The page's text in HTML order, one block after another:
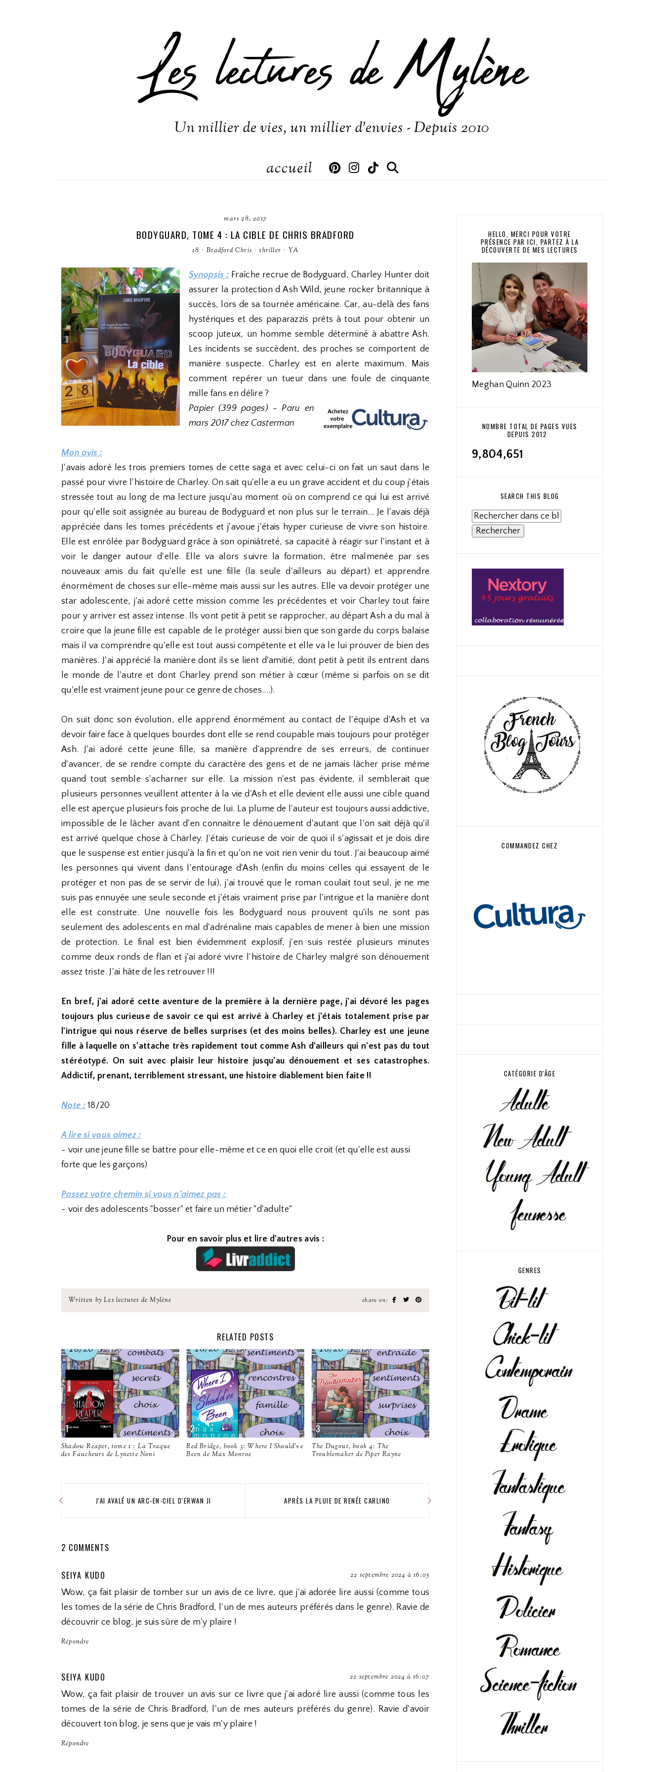
Les lectures de Mylène
Un millier de vies, un millier d'envies - Depuis 2010
accueil
mars 28, 2017
BODYGUARD, TOME 4 : LA CIBLE DE CHRIS BRADFORD
18 · Bradford Chris · thriller · YA
Synopsis : Fraîche recrue de Bodyguard, Charley Hunter doit
assurer la protection d Ash Wild, jeune rocker britannique à
succès, lors de sa tournée américaine. Car, au-delà des fans
hystériques et des paparazzis prêts à tout pour obtenir un
scoop juteux, un homme semble déterminé à abattre Ash.
Les incidents se succèdent, des proches se comportent de
manière suspecte. Charley est en alerte maximum. Mais
comment repérer un tueur dans une foule de cinquante
mille fans en délire ?
Papier (399 pages) - Paru en
mars 2017 chez Casterman
Mon avis :
J'avais adoré les trois premiers tomes de cette saga et avec celui-ci on fait un saut dans le
passé pour vivre l'histoire de Charley. On sait qu'elle a eu un grave accident et du coup j'étais
stressée tout au long de ma lecture jusqu'au moment où on comprend ce qui lui est arrivé
pour qu'elle soit assignée au bureau de Bodyguard et non plus sur le terrain... Je l'avais déjà
appréciée dans les tomes précédents et j'avoue j'étais hyper curieuse de vivre son histoire.
Elle est enrôlée par Bodyguard grâce à son opiniâtreté, sa capacité à réagir sur l'instant et à
voir le danger autour d'elle. Elle va alors suivre la formation, être malmenée par ses
nouveaux amis du fait qu'elle est une fille (la seule d'ailleurs au départ) et apprendre
énormément de choses sur elle-même mais aussi sur les autres. Elle va devoir protéger une
star adolescente, j'ai adoré cette mission comme les précédentes et voir Charley tout faire
pour y arriver est assez intense. Ils vont petit à petit se rapprocher, au départ Ash a du mal à
croire que la jeune fille est capable de le protéger aussi bien que son garde du corps balaise
mais il va comprendre qu'elle est tout aussi compétente et elle va le lui prouver de bien des
manières. J'ai apprécié la manière dont ils se lient d'amitié, dont petit à petit ils entrent dans
le monde de l'autre et dont Charley prend son métier à cœur (même si parfois on se dit
qu'elle est vraiment jeune pour ce genre de choses....).
On suit donc son évolution, elle apprend énormément au contact de l'équipe d'Ash et va
devoir faire face à quelques bourdes dont elle se rend coupable mais toujours pour protéger
Ash. J'ai adoré cette jeune fille, sa manière d'apprendre de ses erreurs, de continuer
d'avancer, de se rendre compte du caractère des gens et de ne jamais lâcher prise même
quand tout semble s'acharner sur elle. La mission n'est pas évidente, il semblerait que
plusieurs personnes veuillent attenter à la vie d'Ash et elle devient elle aussi une cible quand
elle est aperçue plusieurs fois proche de lui. La plume de l'auteur est toujours aussi addictive,
impossible de le lâcher avant d'en connaitre le dénouement d'autant que l'on sait déjà qu'il
est arrivé quelque chose à Charley. J'étais curieuse de voir de quoi il s'agissait et je dois dire
que le suspense est entier jusqu'à la fin et qu'on ne voit rien venir du tout. J'ai beaucoup aimé
les personnes qui vivent dans l'entourage d'Ash (enfin du moins celles qui essayent de le
protéger et non pas de se servir de lui), j'ai trouvé que le roman coulait tout seul, je ne me
suis pas ennuyée une seule seconde et j'étais vraiment prise par l'intrigue et la manière dont
elle est construite. Une nouvelle fois les Bodyguard nous prouvent qu'ils ne sont pas
seulement des adolescents en mal d'adrénaline mais capables de mener à bien une mission
de protection. Le final est bien évidemment explosif, j'en suis restée plusieurs minutes
comme deux ronds de flan et j'ai adoré vivre l'histoire de Charley malgré son dénouement
assez triste. J'ai hâte de les retrouver !!!
En bref, j'ai adoré cette aventure de la première à la dernière page, j'ai dévoré les pages
toujours plus curieuse de savoir ce qui est arrivé à Charley et j'étais totalement prise par
l'intrigue qui nous réserve de belles surprises (et des moins belles). Charley est une jeune
fille à laquelle on s'attache très rapidement tout comme Ash d'ailleurs qui n'est pas du tout
stéréotypé. On suit avec plaisir leur histoire jusqu'au dénouement et ses catastrophes.
Addictif, prenant, terriblement stressant, une histoire diablement bien faite !!
Note : 18/20
A lire si vous aimez :
- voir une jeune fille se battre pour elle-même et ce en quoi elle croit (et qu'elle est aussi
forte que les garçons)
Passez votre chemin si vous n'aimez pas :
- voir des adolescents "bosser" et faire un métier "d'adulte"
Pour en savoir plus et lire d'autres avis :
Written by Les lectures de Mylène share on:
RELATED POSTS
Shadow Reaper, tome 1 : La Traque
des Faucheurs de Lynette Noni
Red Bridge, book 3: Where I Should've
Been de Max Monroe
The Dugout, book 4: The
Troublemaker de Piper Rayne
J'AI AVALÉ UN ARC-EN-CIEL D'ERWAN JI APRÈS LA PLUIE DE RENÉE CARLINO
2 COMMENTS
SEIYA KUDO 22 septembre 2024 à 16:05
Wow, ça fait plaisir de tomber sur un avis de ce livre, que j'ai adorée lire aussi (comme tous
les tomes de la série de Chris Bradford, l'un de mes auteurs préférés dans le genre). Ravie de
découvrir ce blog, je suis sûre de m'y plaire !
Répondre
SEIYA KUDO 22 septembre 2024 à 16:07
Wow, ça fait plaisir de trouver un avis sur ce livre que j'ai adoré lire aussi (comme tous les
tomes de la série de Chris Bradford, l'un de mes auteurs préférés du genre). Ravie d'avoir
découvert ton blog, je sens que je vais m'y plaire !
Répondre
HELLO, MERCI POUR VOTRE
PRÉSENCE PAR ICI, PARTEZ À LA
DÉCOUVERTE DE MES LECTURES
Meghan Quinn 2023
NOMBRE TOTAL DE PAGES VUES
DEPUIS 2012
9,804,651
SEARCH THIS BLOG
COMMANDEZ CHEZ
CATÉGORIE D'ÂGE
GENRES